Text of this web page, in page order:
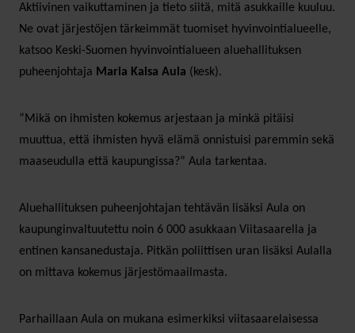
Aktiivinen vaikuttaminen ja tieto siitä, mitä asukkaille kuuluu.
Ne ovat järjestöjen tärkeimmät tuomiset hyvinvointialueelle,
katsoo Keski-Suomen hyvinvointialueen aluehallituksen
puheenjohtaja Maria Kaisa Aula (kesk).
”Mikä on ihmisten kokemus arjestaan ja minkä pitäisi
muuttua, että ihmisten hyvä elämä onnistuisi paremmin sekä
maaseudulla että kaupungissa?” Aula tarkentaa.
Aluehallituksen puheenjohtajan tehtävän lisäksi Aula on
kaupunginvaltuutettu noin 6 000 asukkaan Viitasaarella ja
entinen kansanedustaja. Pitkän poliittisen uran lisäksi Aulalla
on mittava kokemus järjestömaailmasta.
Parhaillaan Aula on mukana esimerkiksi viitasaarelaisessa